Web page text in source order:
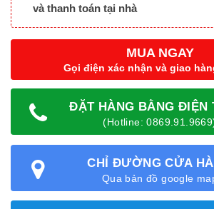
và thanh toán tại nhà
MUA NGAY
Gọi điện xác nhận và giao
ĐẶT HÀNG BẰNG ĐIỆN
(Hotline:
CHỈ ĐƯỜNG CỬA
Qua bản đồ google